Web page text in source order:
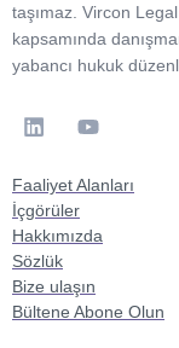
taşımaz. Vircon
kapsamında
yabancı hukuk
Faaliyet Alanları
İçgörüler
Hakkımızda
Sözlük
Bize ulaşın
Bültene Abone Olun